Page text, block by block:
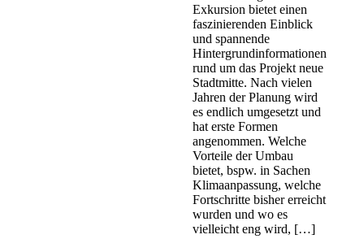
Exkursion bietet einen
faszinierenden Einblick
und spannende
Hintergrundinformationen
rund um das Projekt neue
Stadtmitte. Nach vielen
Jahren der Planung wird
es endlich umgesetzt und
hat erste Formen
angenommen. Welche
Vorteile der Umbau
bietet, bspw. in Sachen
Klimaanpassung, welche
Fortschritte bisher erreicht
wurden und wo es
vielleicht eng wird, […]